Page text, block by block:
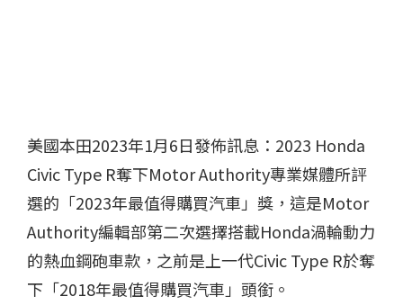
美國本田2023年1月6日發佈訊息：2023 Honda
Civic Type R奪下Motor Authority專業媒體所評
選的「2023年最值得購買汽車」獎，這是Motor
Authority編輯部第二次選擇搭載Honda渦輪動力
的熱血鋼砲車款，之前是上一代Civic Type R於奪
下「2018年最值得購買汽車」頭銜。